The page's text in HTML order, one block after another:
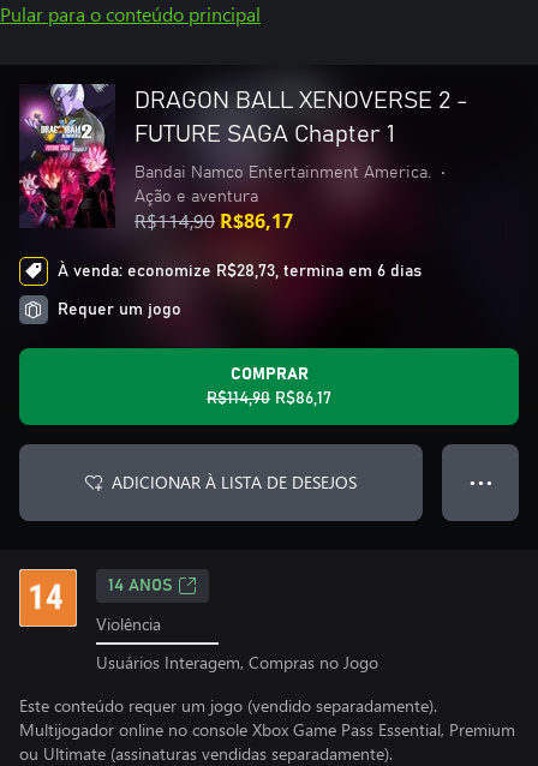
Pular para o conteúdo principal
DRAGON BALL XENOVERSE 2 -
FUTURE SAGA Chapter 1
Bandai Namco Entertainment America.
•
Ação e aventura
R$114,90 R$86,17
À venda: economize R$28,73, termina em 6 dias
Requer um jogo
COMPRAR
R$114,90 R$86,17
ADICIONAR À LISTA DE DESEJOS ● ● ●
14 ANOS
Violência
Usuários Interagem, Compras no Jogo
Este conteúdo requer um jogo (vendido separadamente).
Multijogador online no console Xbox Game Pass Essential, Premium
ou Ultimate (assinaturas vendidas separadamente).